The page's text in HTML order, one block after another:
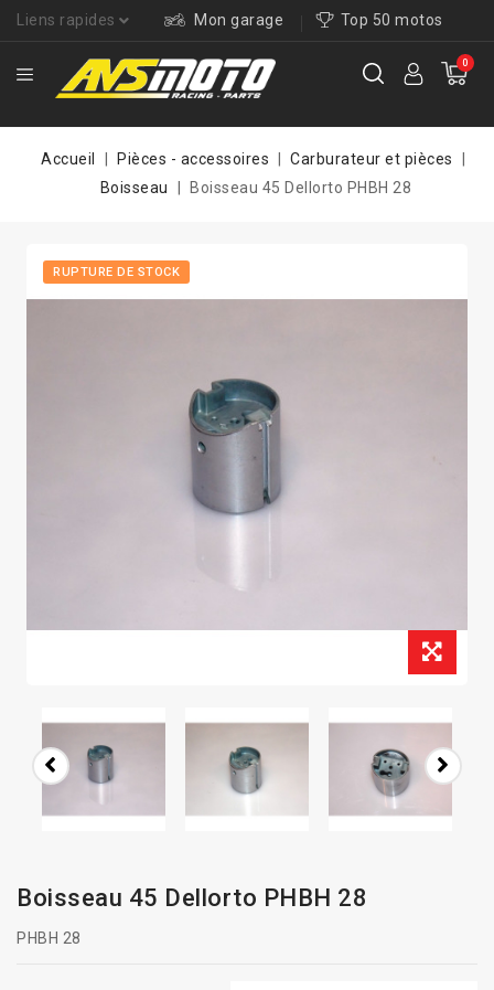
Liens rapides Mon garage Top 50 motos
0
Accueil Pièces - accessoires
Carburateur et pièces
Boisseau
Boisseau 45 Dellorto PHBH 28
RUPTURE DE STOCK
Boisseau 45 Dellorto PHBH 28
PHBH 28